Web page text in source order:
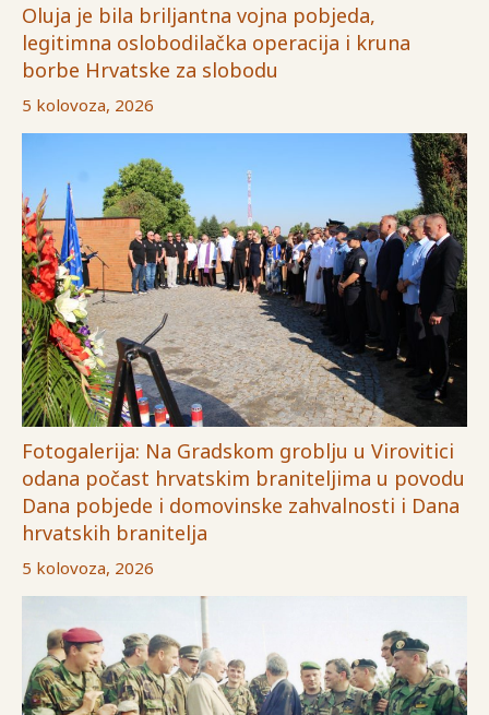
Oluja je bila briljantna vojna pobjeda,
legitimna oslobodilačka operacija i kruna
borbe Hrvatske za slobodu
5 kolovoza, 2026
Fotogalerija: Na Gradskom groblju u Virovitici
odana počast hrvatskim braniteljima u povodu
Dana pobjede i domovinske zahvalnosti i Dana
hrvatskih branitelja
5 kolovoza, 2026